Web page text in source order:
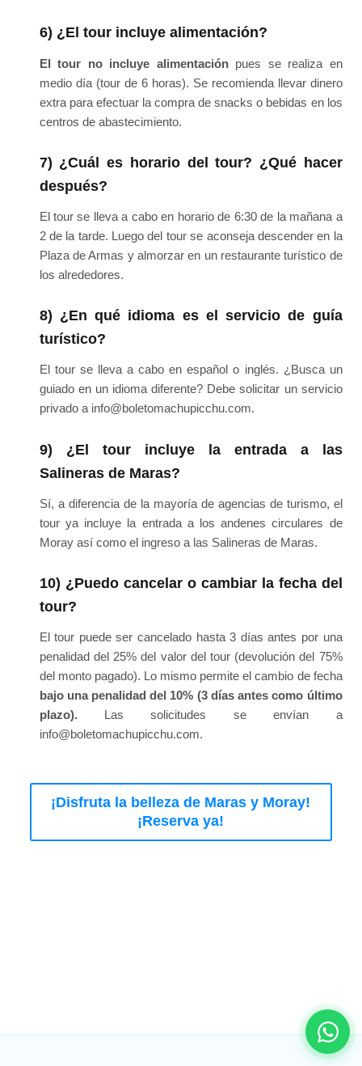
6) ¿El tour incluye alimentación?
El tour no incluye alimentaciónpues se realiza en
medio día (tour de 6 horas). Se recomienda llevar dinero
extra para efectuar la compra de snacks o bebidas en los
centros de abastecimiento.
7) ¿Cuál es horario del tour? ¿Qué hacer
después?
El tour se lleva a cabo en horario de 6:30 de la mañana a
2 de la tarde. Luego del tour se aconseja descender en la
Plaza de Armas y almorzar en un restaurante turístico de
los alrededores.
8) ¿En qué idioma es el servicio de guía
turístico?
El tour se lleva a cabo en español o inglés. ¿Busca un
guiado en un idioma diferente? Debe solicitar un servicio
privado a info@boletomachupicchu.com.
9) ¿El tour incluye la entrada a las
Salineras de Maras?
Sí, a diferencia de la mayoría de agencias de turismo, el
tour ya incluye la entrada a los andenes circulares de
Moray así como el ingreso a las Salineras de Maras.
10) ¿Puedo cancelar o cambiar la fecha del
tour?
El tour puede ser cancelado hasta 3 días antes por una
penalidad del 25% del valor del tour (devolución del 75%
del monto pagado). Lo mismo permite el cambio de fecha
bajo una penalidad del 10% (3 días antes como último
plazo).Las solicitudes se envían a
info@boletomachupicchu.com.
¡Disfruta la belleza de Maras y Moray!
¡Reserva ya!